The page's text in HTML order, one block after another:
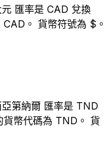
匯率是 CAD 兌換
。 貨幣符號為 $。
第納爾 匯率是 TND
幣代碼為 TND。 貨